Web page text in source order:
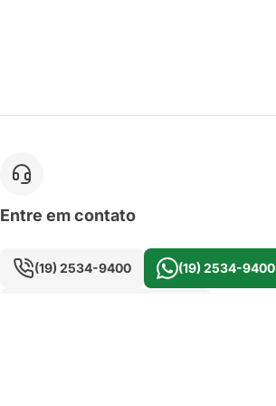
Entre em contato
(19) 2534-9400 (19) 2534-9400